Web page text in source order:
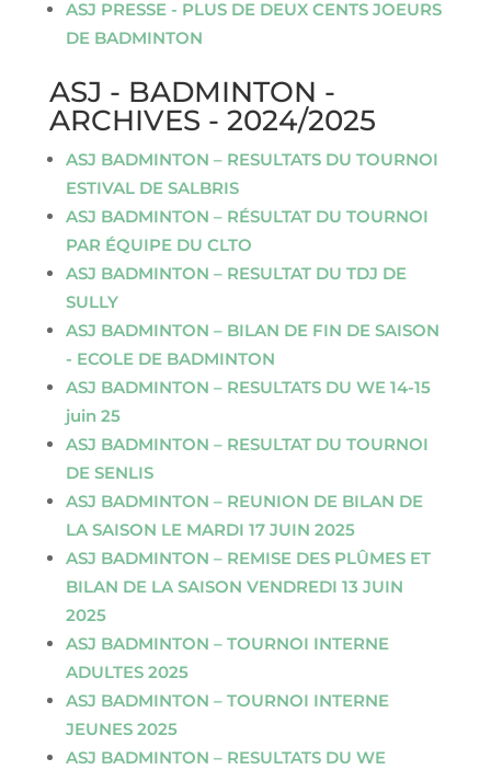
ASJ PRESSE - PLUS DE DEUX CENTS JOEURS
DE BADMINTON
ASJ - BADMINTON -
ARCHIVES - 2024/2025
ASJ BADMINTON – RESULTATS DU TOURNOI
ESTIVAL DE SALBRIS
ASJ BADMINTON – RÉSULTAT DU TOURNOI
PAR ÉQUIPE DU CLTO
ASJ BADMINTON – RESULTAT DU TDJ DE
SULLY
ASJ BADMINTON – BILAN DE FIN DE SAISON
- ECOLE DE BADMINTON
ASJ BADMINTON – RESULTATS DU WE 14-15
juin 25
ASJ BADMINTON – RESULTAT DU TOURNOI
DE SENLIS
ASJ BADMINTON – REUNION DE BILAN DE
LA SAISON LE MARDI 17 JUIN 2025
ASJ BADMINTON – REMISE DES PLÛMES ET
BILAN DE LA SAISON VENDREDI 13 JUIN
2025
ASJ BADMINTON – TOURNOI INTERNE
ADULTES 2025
ASJ BADMINTON – TOURNOI INTERNE
JEUNES 2025
ASJ BADMINTON – RESULTATS DU WE